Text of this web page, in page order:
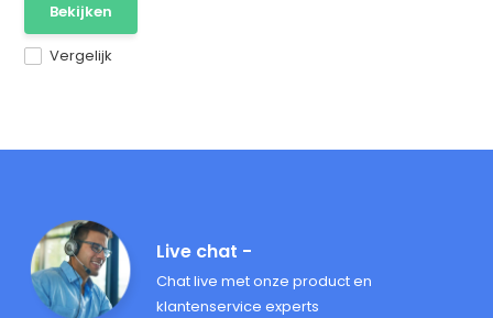
Vergelijk
Bekijken
Live chat -
Chat live met onze product en
klantenservice experts